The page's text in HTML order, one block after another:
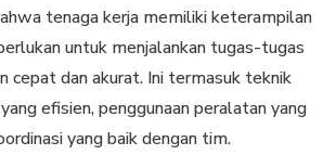
tenaga kerja memiliki keterampilan
untuk menjalankan tugas-tugas
cepat dan akurat. Ini termasuk teknik
efisien, penggunaan peralatan yang
yang baik dengan tim.